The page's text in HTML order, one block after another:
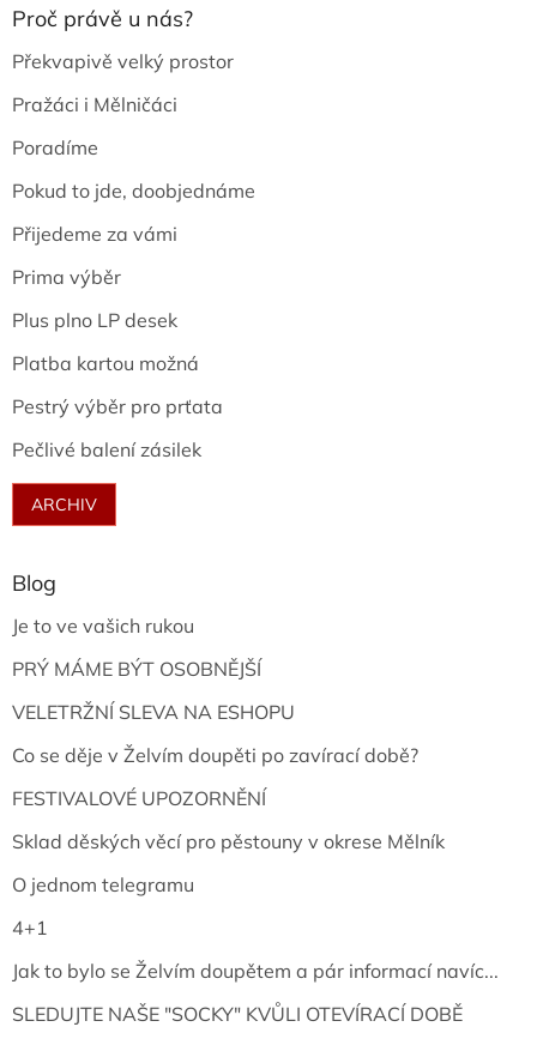
Proč právě u nás?
Překvapivě velký prostor
Pražáci i Mělničáci
Poradíme
Pokud to jde, doobjednáme
Přijedeme za vámi
Prima výběr
Plus plno LP desek
Platba kartou možná
Pestrý výběr pro prťata
Pečlivé balení zásilek
ARCHIV
Blog
Je to ve vašich rukou
PRÝ MÁME BÝT OSOBNĚJŠÍ
VELETRŽNÍ SLEVA NA ESHOPU
Co se děje v Želvím doupěti po zavírací době?
FESTIVALOVÉ UPOZORNĚNÍ
Sklad děských věcí pro pěstouny v okrese Mělník
O jednom telegramu
4+1
Jak to bylo se Želvím doupětem a pár informací navíc...
SLEDUJTE NAŠE "SOCKY" KVŮLI OTEVÍRACÍ DOBĚ